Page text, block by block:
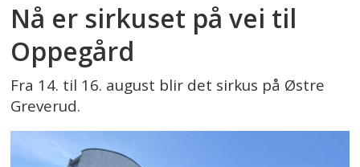
Nå er sirkuset på vei til
Oppegård
Fra 14. til 16. august blir det sirkus på Østre
Greverud.